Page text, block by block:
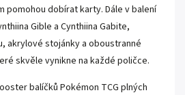
pomohou dobírat karty. Dále v balení
Gible a Cynthiina Gabite,
akrylové stojánky a oboustranné
skvěle vynikne na každé poličce.
balíčků Pokémon TCG plných